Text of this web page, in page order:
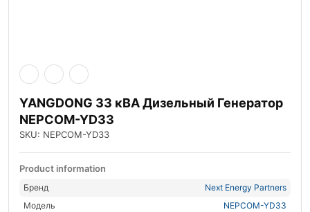
YANGDONG 33 кВА Дизельный Генератор
NEPCOM-YD33
SKU: NEPCOM-YD33
Product information
Бренд
Next Energy Partners
Модель
NEPCOM-YD33